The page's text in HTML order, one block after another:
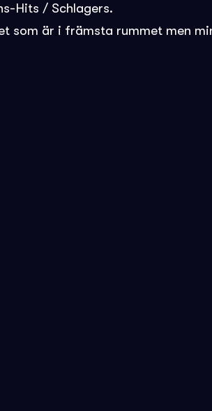
Hits / Schlagers.
som är i främsta rummet men